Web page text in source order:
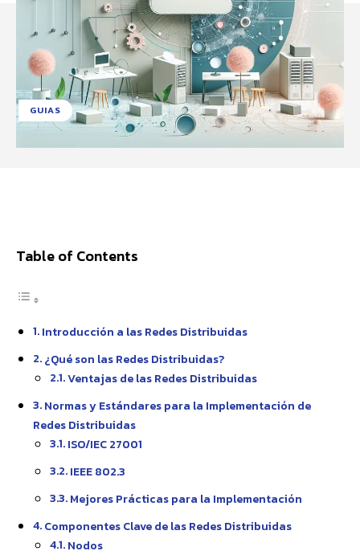
GUIAS
Table of Contents
Introducción a las Redes Distribuidas
¿Qué son las Redes Distribuidas?
Ventajas de las Redes Distribuidas
Normas y Estándares para la Implementación de
Redes Distribuidas
ISO/IEC 27001
IEEE 802.3
Mejores Prácticas para la Implementación
Componentes Clave de las Redes Distribuidas
Nodos